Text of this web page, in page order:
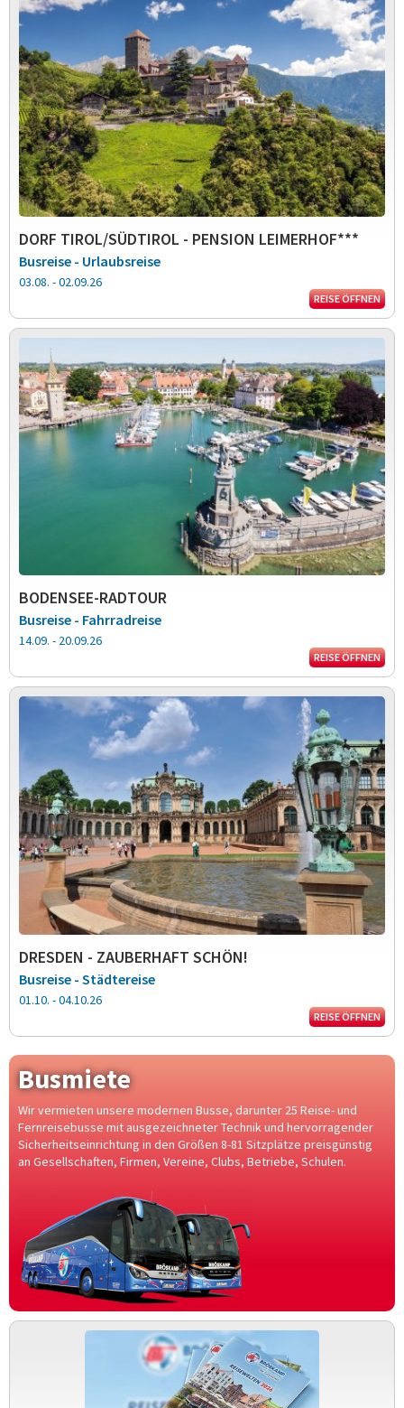
DORF TIROL/SÜDTIROL - PENSION LEIMERHOF***
Busreise - Urlaubsreise
03.08. - 02.09.26
REISE ÖFFNEN
BODENSEE-RADTOUR
Busreise - Fahrradreise
14.09. - 20.09.26
REISE ÖFFNEN
DRESDEN - ZAUBERHAFT SCHÖN!
Busreise - Städtereise
01.10. - 04.10.26
REISE ÖFFNEN
Busmiete
Wir vermieten unsere modernen Busse, darunter 25 Reise- und
Fernreisebusse mit ausgezeichneter Technik und hervorragender
Sicherheitseinrichtung in den Größen 8-81 Sitzplätze preisgünstig
an Gesellschaften, Firmen, Vereine, Clubs, Betriebe, Schulen.